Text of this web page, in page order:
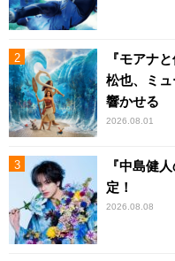
『モアナ
松也、ミ
響かせる
2026.08.01
『中島健
定！
2026.08.08